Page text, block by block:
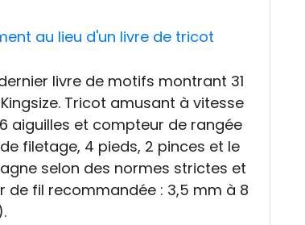
au lieu d'un livre de tricot
livre de motifs montrant 31
Tricot amusant à vitesse
aiguilles et compteur de rangée
filetage, 4 pieds, 2 pinces et le
selon des normes strictes et
de fil recommandée : 3,5 mm à 8